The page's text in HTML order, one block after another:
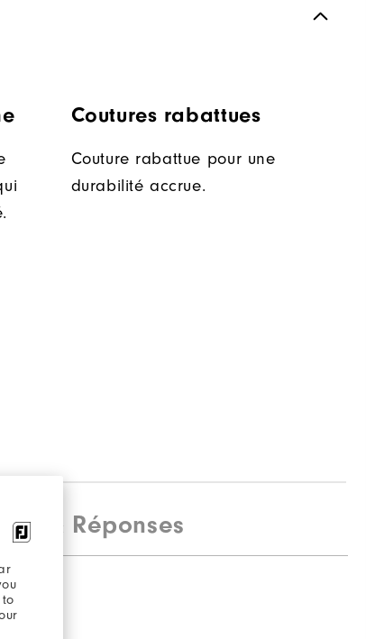
Coutures rabattues
Couture rabattue pour une
durabilité accrue.
& Réponses